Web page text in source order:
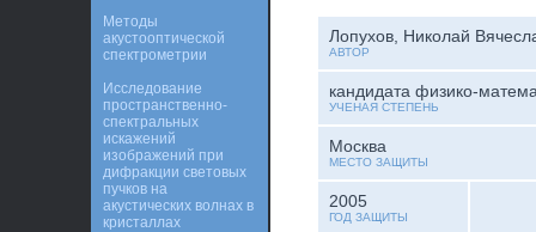
Лопухов, Николай
АВТОР
кандидата физико-
УЧЕНАЯ СТЕПЕНЬ
Москва
МЕСТО ЗАЩИТЫ
2005
ГОД ЗАЩИТЫ
Методы
акустооптической
спектрометрии
Исследование
пространственно-
спектральных
искажений
изображений при
дифракции световых
пучков на
акустических волнах в
кристаллах